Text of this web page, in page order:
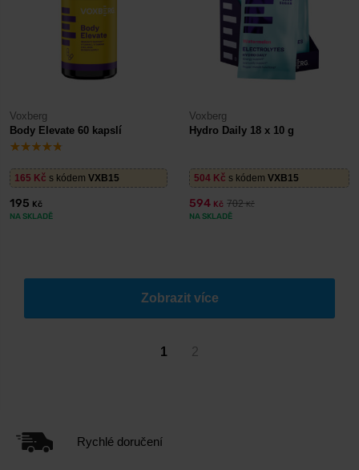
Voxberg
Body Elevate 60 kapslí
165 Kč s kódem VXB15
195 Kč
NA SKLADĚ
Voxberg
Hydro Daily 18 x 10 g
504 Kč s kódem VXB15
594 Kč 702Kč
NA SKLADĚ
Zobrazit více
1 2
Rychlé doručení